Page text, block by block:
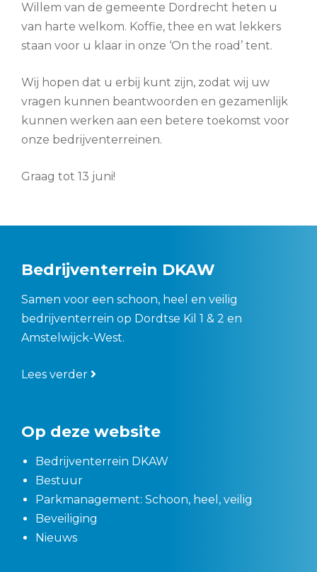
Willem van de gemeente Dordrecht heten u
van harte welkom. Koffie, thee en wat lekkers
staan voor u klaar in onze ‘On the road’ tent.
Wij hopen dat u erbij kunt zijn, zodat wij uw
vragen kunnen beantwoorden en gezamenlijk
kunnen werken aan een betere toekomst voor
onze bedrijventerreinen.
Graag tot 13 juni!
Bedrijventerrein DKAW
Samen voor een schoon, heel en veilig
bedrijventerrein op Dordtse Kil 1 & 2 en
Amstelwijck-West.
Lees verder
Op deze website
Bedrijventerrein DKAW
Bestuur
Parkmanagement: Schoon, heel, veilig
Beveiliging
Nieuws